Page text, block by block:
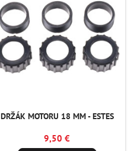
DRŽÁK MOTORU 18 MM - ESTES
9,50 €